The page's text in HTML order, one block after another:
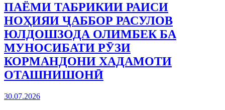
ПАЁМИ ТАБРИКИИ РАИСИ
НОҲИЯИ ҶАББОР РАСУЛОВ
ЮЛДОШЗОДА ОЛИМБЕК БА
МУНОСИБАТИ РӮЗИ
КОРМАНДОНИ ХАДАМОТИ
ОТАШНИШОНӢ
30.07.2026